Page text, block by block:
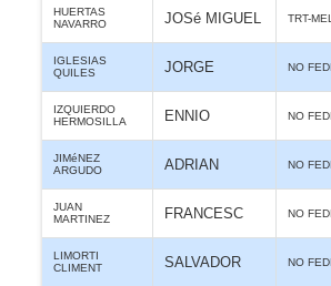
HUERTAS
NAVARRO
JOSé MIGUEL TRT-
IGLESIAS
QUILES
JORGE NO
IZQUIERDO
HERMOSILLA
ENNIO NO
JIMéNEZ
ARGUDO
ADRIAN NO
JUAN
MARTINEZ
FRANCESC NO
LIMORTI
CLIMENT
SALVADOR NO